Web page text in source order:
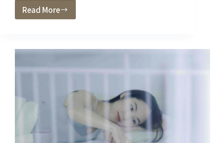
Read More
家
MONA